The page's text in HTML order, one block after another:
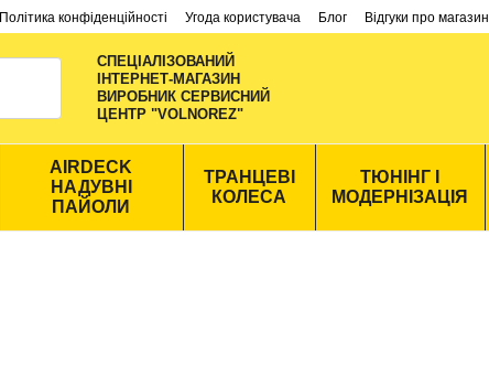
Політика конфіденційності Угода користувача Блог Відгуки про магазин
СПЕЦІАЛІЗОВАНИЙ
ІНТЕРНЕТ-МАГАЗИН
ВИРОБНИК CЕРВИСНИЙ
ЦЕНТР "VOLNOREZ"
AIRDECK
НАДУВНІ
ПАЙОЛИ
ТРАНЦЕВІ
КОЛЕСА
ТЮНІНГ І
МОДЕРНІЗАЦІЯ